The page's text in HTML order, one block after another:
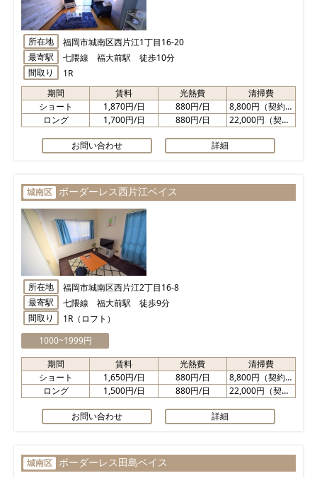
所在地
福岡市城南区西片江1丁目16-20
最寄駅
七隈線 福大前駅 徒歩10分
間取り
1R
期間
賃料 光熱費
清掃費
ショート
1,870円/日 880円/日
8,800円（契約時）
ロング
1,700円/日 880円/日 22,000円（契約時）
お問い合わせ 詳細
城南区 ボーダーレス西片江ベイス
所在地
福岡市城南区西片江2丁目16-8
最寄駅
七隈線 福大前駅 徒歩9分
間取り
1R（ロフト）
1000~1999円
期間
賃料 光熱費
清掃費
ショート
1,650円/日 880円/日
8,800円（契約時）
ロング
1,500円/日 880円/日 22,000円（契約時）
お問い合わせ 詳細
城南区 ボーダーレス田島ベイス